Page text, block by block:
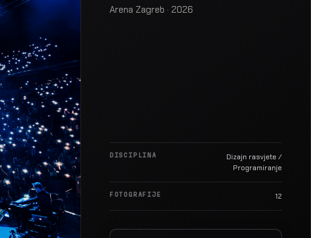
Arena Zagreb · 2026
DISCIPLINA
Dizajn rasvjete /
Programiranje
FOTOGRAFIJE 12